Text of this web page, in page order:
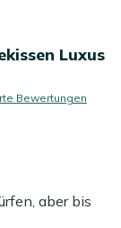
hartnäckige
um zu
mit
aufzutragen.
sodass Ihre
Ihnen viel
Luxus
Bewertungen
aber bis